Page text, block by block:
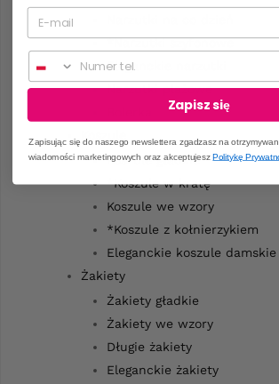
*Narzutki szyfonowe
Eleganckie narzutki
Narzutki plażowe
Koszule gładkie
*Koszule w kratę
Koszule we wzory
*Koszule z kołnierzykiem
Eleganckie koszule damskie
Żakiety
Żakiety gładkie
Żakiety we wzory
Długie żakiety
Eleganckie żakiety
Numer telefonu
Zapisz się
Zapisując się do naszego newslettera zgadzasz na
wiadomości marketingowych oraz akceptujeszPolitykę